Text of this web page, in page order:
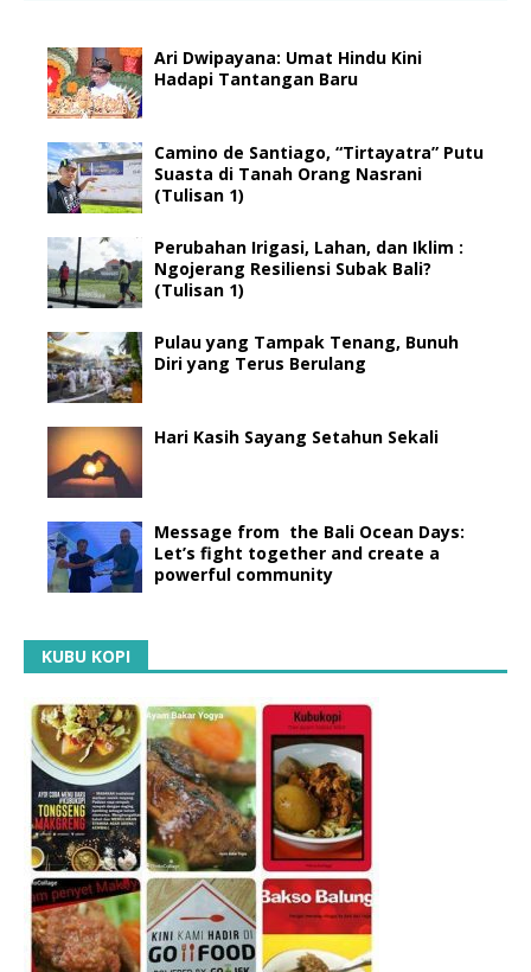
Ari Dwipayana: Umat Hindu Kini
Hadapi Tantangan Baru
Camino de Santiago, “Tirtayatra” Putu
Suasta di Tanah Orang Nasrani
(Tulisan 1)
Perubahan Irigasi, Lahan, dan Iklim :
Ngojerang Resiliensi Subak Bali?
(Tulisan 1)
Pulau yang Tampak Tenang, Bunuh
Diri yang Terus Berulang
Hari Kasih Sayang Setahun Sekali
Message from the Bali Ocean Days:
Let’s fight together and create a
powerful community
KUBU KOPI